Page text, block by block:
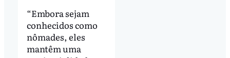
“Embora sejam
conhecidos como
nômades, eles
mantêm uma